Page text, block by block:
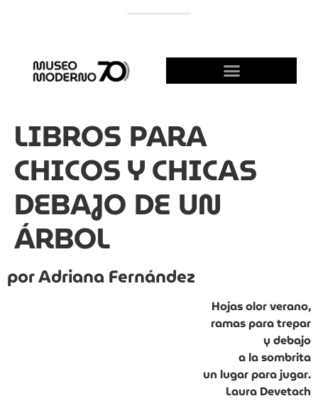
LIBROS PARA
CHICOS Y CHICAS
DEBAJO DE UN
ÁRBOL
por Adriana Fernández
Hojas olor verano,
ramas para trepar
y debajo
a la sombrita
un lugar para jugar.
Laura Devetach